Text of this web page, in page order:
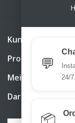
Kundendienst
Produkte
Mein Konto
DarkBull
💬
24/7.
📦